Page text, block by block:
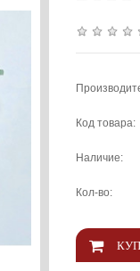
Код товара:
Наличие:
Кол-во: